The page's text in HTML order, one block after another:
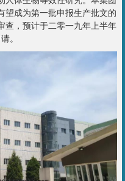
望成为第一批申报生产批文的
查，预计于二零一九年上半年
。